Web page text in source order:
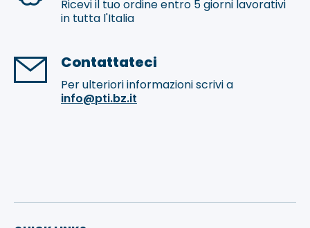
Ricevi il tuo ordine entro 5 giorni lavorativi
in tutta l'Italia
Contattateci
Per ulteriori informazioni scrivi a
info@pti.bz.it